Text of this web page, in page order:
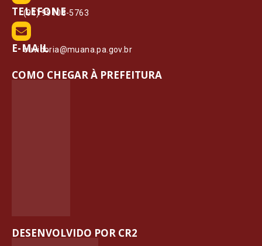
TELEFONE
(91) 99108-5763
E-MAIL
ouvidoria@muana.pa.gov.br
COMO CHEGAR À PREFEITURA
DESENVOLVIDO POR CR2